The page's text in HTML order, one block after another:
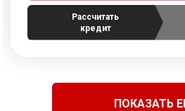
Рассчитать
кредит
ПОКАЗАТЬ